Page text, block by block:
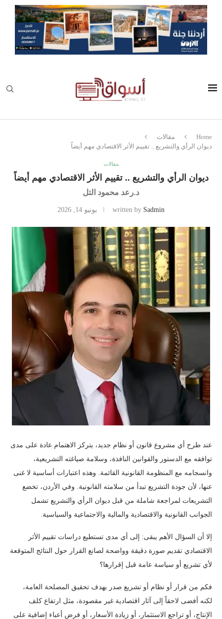
Home
مقالات
ديوان الرأي والتشريع .. تقييم الأثر الاقتصادي مهم أيضاً
مقالات
ديوان الرأي والتشريع .. تقييم الأثر الاقتصادي مهم أيضاً
د.رعد محمود التل
written by Sadmin يونيو 14, 2026
عند طرح أي مشروع قانون أو نظام جديد، يتركز الاهتمام عادة على مدى
توافقه مع الدستور والقوانين النافذة، وسلامة صياغته التشريعية،
وانسجامه مع المنظومة القانونية القائمة. وهذه اعتبارات أساسية لا غنى
عنها، لأن جودة التشريع تبدأ من سلامته القانونية. وفي الأردن، تخضع
التشريعات لمراجعة شاملة من قبل ديوان الرأي والتشريع تشمل
الجوانب القانونية والاقتصادية والمالية والاجتماعية والسياسية.
إلا أن السؤال الأهم يبقى: إلى أي مدى تستطيع دراسات تقييم الأثر
الاقتصادي تقديم صورة دقيقة وواضحة لصانع القرار حول النتائج المتوقعة
لأي تشريع أو سياسة عامة قبل إقرارها؟
فكم من قرار أو نظام أو تشريع صدر بهدف تحقيق المصلحة العامة،
لكنه أفضى لاحقاً إلى آثار اقتصادية غير مقصودة، مثل ارتفاع كلف
الإنتاج، أو تراجع الاستثمار، أو زيادة الأسعار، أو فرض أعباء إضافية على